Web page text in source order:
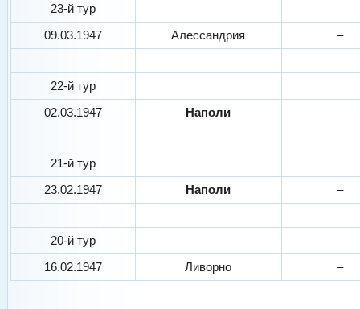
23-й тур
09.03.1947
Алессандрия –
22-й тур
02.03.1947
Наполи –
21-й тур
23.02.1947
Наполи –
20-й тур
16.02.1947
Ливорно –